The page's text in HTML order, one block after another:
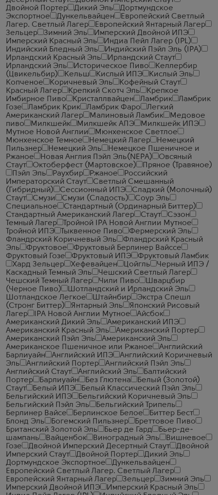
Двойной Портер
Дикий Эль
Дортмундское
Экспортное
Дункельвайцен
Европейский Светлый
Лагер. Светлый Лагер
Европейский Янтарный Лагер
Зельцер
Зимний Эль
Имперский Двойной ИПЭ
Имперский Красный Эль
Индиа Пейл Лагер (IPL)
Индийский Бледный Эль
Индийский Пэйл Эль (IPA)
Ирландский Красный Эль
Ирландский Стаут
Ирландский Эль
Историческое Пиво
Келлербир
(Цвикельбир)
Кельш Кислый ИПЭ
Кислый Эль
Копченое
Коричневый Эль
Кофейный Стаут
Красный Лагер
Крепкий Скотч Эль
Крепкое
Имбирное Пиво
Кристаллвайцен Ламбрик
Ламбрик
Гозе
Ламбрик Крик Ламбрик Фаро
Легкий
Американский Лагер
Малиновый Ламбик
Медовое
пиво
Милкшейк Милкшейк АПЭ
Милкшейк ИПЭ
Мутное Новой Англии
Мюнхенское Светлое
Мюнхенское Темное
Немецкий Лагер
Немецкий
Пильзнер
Немецкий Эль
Немецкое Пшеничное и
Ржаное
Новая Англия Пэйл Эль(NEPA)
Овсяный
Стаут
Октоберфест (Мартовское)
Пряное (Травяное)
Пэйл Эль
Раухбир Ржаное
Российский
Императорский Стаут
Светлый Смешанный
(Гибридный)
Сессионный ИПЭ
Сладкий (Молочный)
Стаут
Смузи Смузи (Сладость)
Соур Эль
Специальное
Стандартный (Ординарный Биттер)
Стандартный Американский Лагер
Стаут
Сэзон
Темный Лагер
Тройной IPA Новой Англии Мутное
Тройной ИПЭ
Тыквенное Пиво
Фермерский Эль
Фландрский Коричневый Эль
Фландрский Красный
Эль
Фруктовое
Фруктовый Берлинер Вайссе
Фруктовый Гозе
Фруктовый ИПЭ
Фруктовый Ламбик
Хард Зельцер
Хефевайцен Цойгль
Черный ИПЭ /
Каскадный Темный Эль
Чешский Светлый Лагер
Чешский Темный Лагер
Чили Пиво
Шварцбир
(Черное Пиво)
Шотландский и Ирландский Эль
Шотландское Легкое
Штайнбир
Экстра Спешл
(Стронг Биттер)
Янтарный Эль
Японский Рисовый
Лагер
IPA Новой Англии Мутное
Айсбок
Американский Дикий Эль
Американский ИПЭ
Американский Красный Эль
Американский Портер
Американский Пэйл Эль
Американский Эль
Американское Пшеничное или Ржаное
Английский
Барлиуайн
Английский ИПЭ
Английский Коричневый
Эль
Английский Портер
Английский Пэйл Эль
Английский Стаут
Английский Эль
Балтийский
Портер
Барлиуайн Без Глютена
Белый (Золотой)
Стаут
Белый ИПЭ
Белый Классический Пэйл Эль
Бельгийский ИПЭ
Бельгийский Коричневый Эль
Бельгийский Пэйл Эль
Бельгийский Трипель
Берлинер Вайсе
Берлинское Белое
Биттер Бест
Блонд Эль
Богемский Пильзнер
Бреттовое Пиво
Британский Золотой Эль
Бьер де Гард
Бьер-де-
шампань
Вайценбок Виноградный Эль
Вишневое
Гозе
Двойной Имперский Десертный Стаут
Двойной
Имперский Стаут
Двойной Портер
Дикий Эль
Дортмундское Экспортное
Дункельвайцен
Европейский Светлый Лагер. Светлый Лагер
Европейский Янтарный Лагер
Зельцер
Зимний Эль
Имперский Двойной ИПЭ
Имперский Красный Эль